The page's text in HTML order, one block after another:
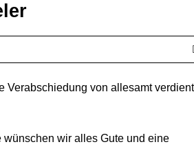
Verabschiedung von allesamt
wir alles Gute und eine